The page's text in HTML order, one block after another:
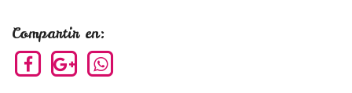
Compartir en: